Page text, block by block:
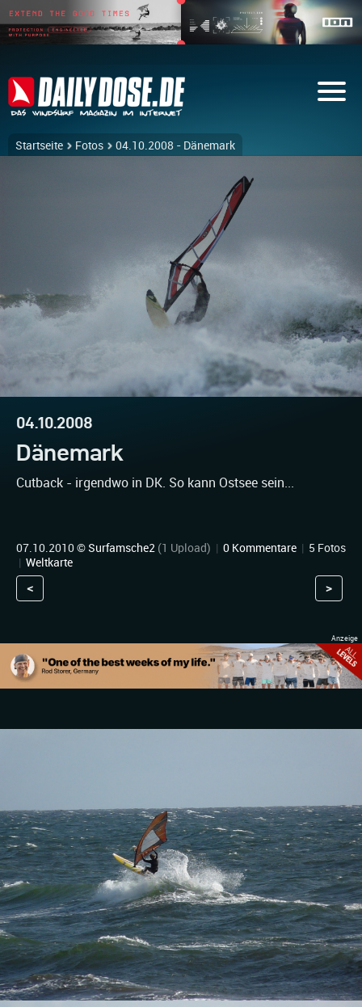
Startseite Fotos 04.10.2008 - Dänemark
04.10.2008
Dänemark
Cutback - irgendwo in DK. So kann Ostsee sein...
07.10.2010 ©Surfamsche2 (1 Upload) | 0 Kommentare | 5 Fotos
| Weltkarte
< >